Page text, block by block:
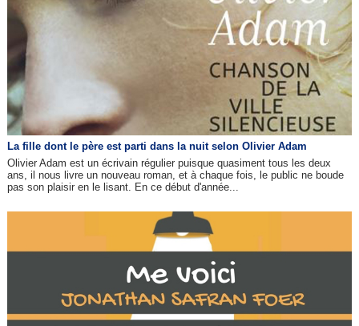
La fille dont le père est parti dans la nuit selon Olivier Adam
Olivier Adam est un écrivain régulier puisque quasiment tous les deux
ans, il nous livre un nouveau roman, et à chaque fois, le public ne boude
pas son plaisir en le lisant. En ce début d'année...